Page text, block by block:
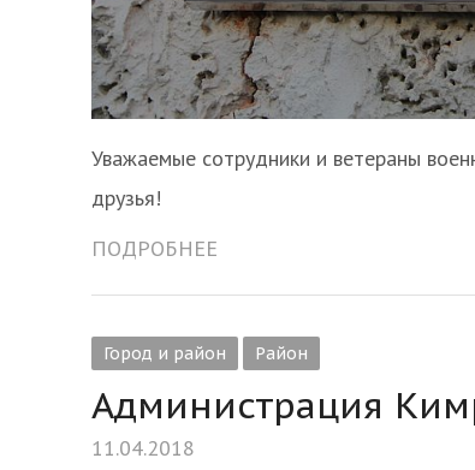
Уважаемые сотрудники и ветераны
друзья!
ПОДРОБНЕЕ
Город и район Район
Администрация
11.04.2018